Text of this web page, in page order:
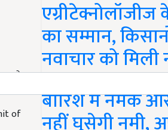
के
of
का सम्मान,
नवाचार को
बारिश में नमक